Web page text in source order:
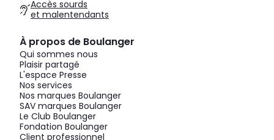
Accès sourds
et malentendants
À propos de Boulanger
Qui sommes nous
Plaisir partagé
L'espace Presse
Nos services
Nos marques Boulanger
SAV marques Boulanger
Le Club Boulanger
Fondation Boulanger
Client professionnel